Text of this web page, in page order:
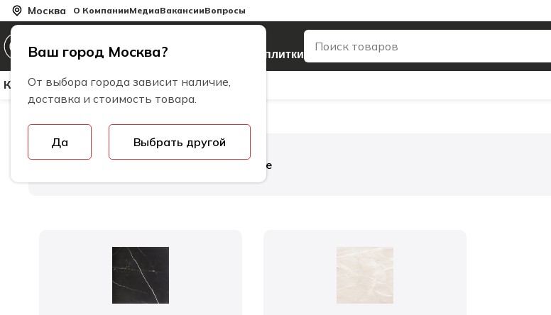
Москва
Ваш город Москва?
От выбора города зависит наличие,
доставка и стоимость товара.
Да Выбрать другой
О КомпанииМедиаВакансииВопросы
керамогранита и плитки
Керамическая ПлиткаКерамогранитБренды
Сaliope